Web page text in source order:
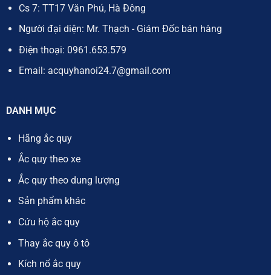
Cs 7: TT17 Văn Phú, Hà Đông
Người đại diện: Mr. Thạch - Giám Đốc bán hàng
Điện thoại: 0961.653.579
Email: acquyhanoi24.7@gmail.com
DANH MỤC
Hãng ắc quy
Ắc quy theo xe
Ắc quy theo dung lượng
Sản phẩm khác
Cứu hộ ắc quy
Thay ắc quy ô tô
Kích nổ ắc quy